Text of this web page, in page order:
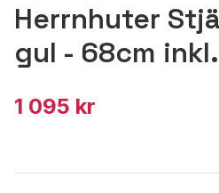
Herrnhuter
gul - 68cm
1 095 kr